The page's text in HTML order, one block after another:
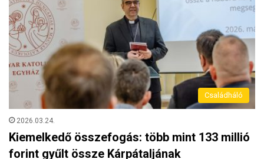
Családháló
2026.03.24.
Kiemelkedő összefogás: több mint 133 millió
forint gyűlt össze Kárpátaljának